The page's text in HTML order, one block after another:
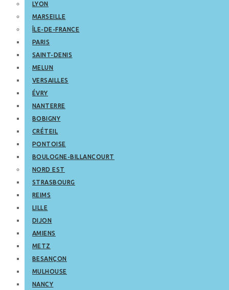
LYON
MARSEILLE
ÎLE-DE-FRANCE
PARIS
SAINT-DENIS
MELUN
VERSAILLES
ÉVRY
NANTERRE
BOBIGNY
CRÉTEIL
PONTOISE
BOULOGNE-BILLANCOURT
NORD EST
STRASBOURG
REIMS
LILLE
DIJON
AMIENS
METZ
BESANÇON
MULHOUSE
NANCY